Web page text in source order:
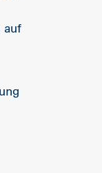
auf